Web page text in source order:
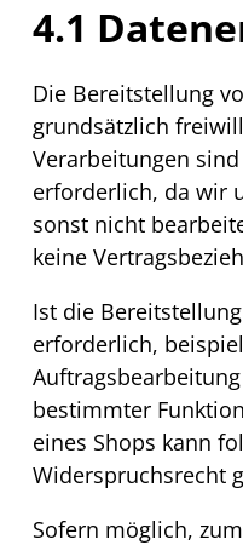
4.1
Die Bereitstellung
grundsätzlich
Verarbeitungen
erforderlich, da wir
sonst nicht
keine
Ist die
erforderlich,
bestimmter
eines Shops kann
Widerspruchsrecht
Sofern möglich,